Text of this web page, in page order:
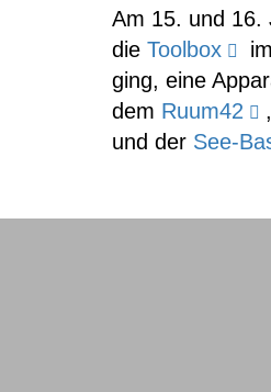
Am 15. und 16.
die Toolbox
ging, eine
dem Ruum42
und der See-